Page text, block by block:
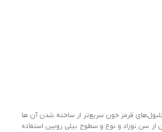
قرمز خون سریع‌تر از ساخته شدن آن ها
سن نوزاد و نوع و سطوح بیلی روبین استفاده